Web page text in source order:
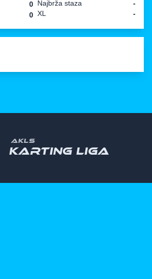
0
0
Najbrža staza
-
XL
-
AKLS
Karting liga